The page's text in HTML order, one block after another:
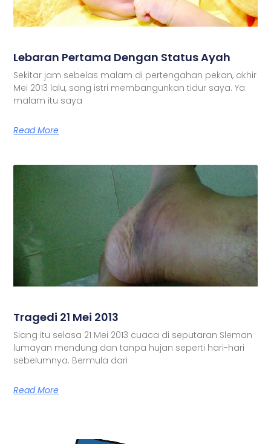
Lebaran Pertama Dengan Status Ayah
Sekitar jam sebelas malam di pertengahan pekan, akhir
Mei 2013 lalu, sang istri membangunkan tidur saya. Ya
malam itu saya
Read More
Tragedi 21 Mei 2013
Siang itu selasa 21 Mei 2013 cuaca di seputaran Sleman
lumayan mendung dan tanpa hujan seperti hari-hari
sebelumnya. Bermula dari
Read More